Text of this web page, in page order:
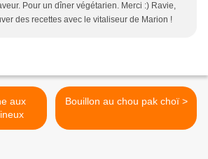
Pour un dîner végétarien. Merci :) Ravie,
des recettes avec le vitaliseur de Marion !
Bouillon au chou pak choï >